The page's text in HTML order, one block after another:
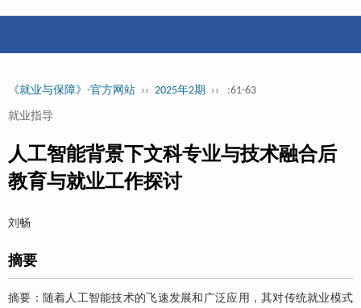
《就业与保障》-官方网站 ›› 2025年2期 ›› :61-63
就业指导
人工智能背景下文科专业与技术融合后
教育与就业工作探讨
刘畅
摘要
摘要：随着人工智能技术的飞速发展和广泛应用，其对传统就业模式